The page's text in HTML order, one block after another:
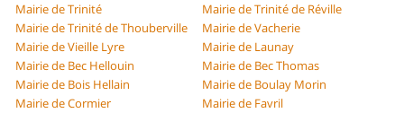
Mairie de Trinité
Mairie de Trinité de Réville
Mairie de Trinité de Thouberville
Mairie de Vacherie
Mairie de Vieille Lyre
Mairie de Launay
Mairie de Bec Hellouin
Mairie de Bec Thomas
Mairie de Bois Hellain
Mairie de Boulay Morin
Mairie de Cormier
Mairie de Favril